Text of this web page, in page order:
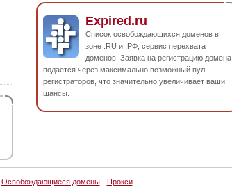
Expired.ru
Список освобождающихся доменов в
зоне .RU и .РФ, сервис перехвата
доменов. Заявка на регистрацию домена
подается через максимально возможный пул
регистраторов, что значительно увеличивает ваши
шансы.
Освобождающиеся домены· Прокси